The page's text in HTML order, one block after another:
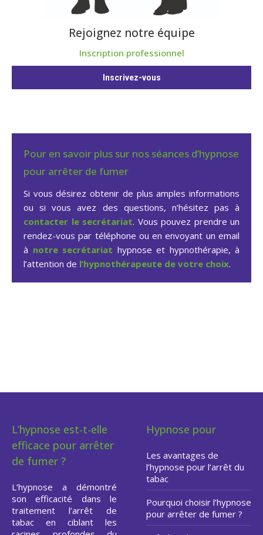
Rejoignez notre équipe
Inscription professionnel
Inscrivez-vous
Pour en savoir plus sur nos séances d’hypnose
pour arrêter de fumer
Si vous désirez obtenir de plus amples informations
ou si vous avez des questions, n’hésitez pas à
contacter le secrétariat. Vous pouvez prendre un
rendez-vous par téléphone ou en envoyant un email
à notre secrétariat hypnose et hypnothérapie, à
l’attention de l’hypnothérapeute de votre choix.
L’hypnose est-t-elle
efficace pour arrêter
de fumer ?
L’hypnose a démontré
son efficacité dans le
traitement l’arrêt de
tabac en ciblant les
Hypnose pour
Les avantages de
l’hypnose pour l’arrêt du
tabac
Pourquoi choisir l’hypnose
pour arrêter de fumer ?